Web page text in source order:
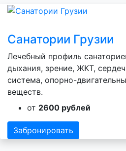
Санатории Грузии
Лечебный профиль
дыхания, зрение, ЖКТ,
система, опорно-
веществ.
от 2600 рублей
Забронировать